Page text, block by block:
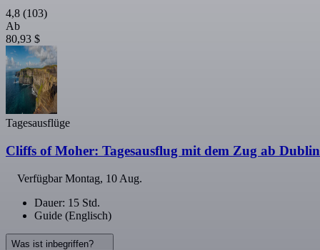
4,8 (103)
Ab
80,93 $
Tagesausflüge
Cliffs of Moher: Tagesausflug mit dem Zug ab Dublin
VerfügbarMontag, 10 Aug.
Dauer: 15 Std.
Guide (Englisch)
Was ist inbegriffen?